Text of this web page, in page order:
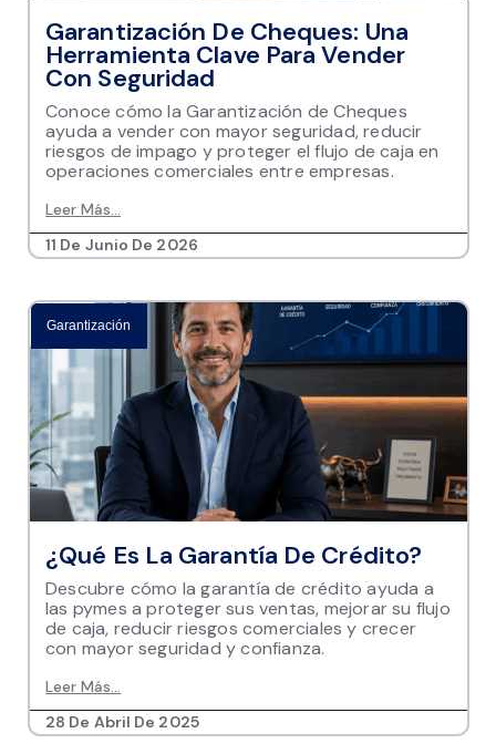
Garantización De Cheques: Una
Herramienta Clave Para Vender
Con Seguridad
Conoce cómo la Garantización de Cheques
ayuda a vender con mayor seguridad, reducir
riesgos de impago y proteger el flujo de caja en
operaciones comerciales entre empresas.
Leer Más...
11 De Junio De 2026
Garantización
¿Qué Es La Garantía De Crédito?
Descubre cómo la garantía de crédito ayuda a
las pymes a proteger sus ventas, mejorar su flujo
de caja, reducir riesgos comerciales y crecer
con mayor seguridad y confianza.
Leer Más...
28 De Abril De 2025